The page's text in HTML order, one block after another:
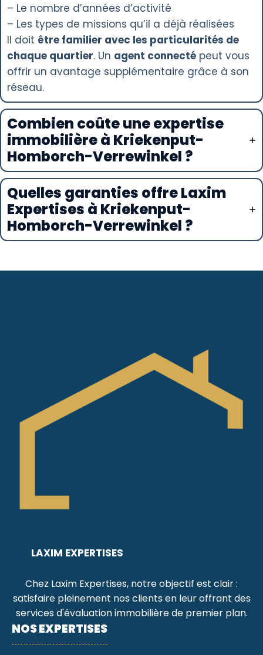
– Le nombre d’années d’activité
– Les types de missions qu’il a déjà réalisées
Il doit être familier avec les particularités de
chaque quartier. Un agent connecté peut vous
offrir un avantage supplémentaire grâce à son
réseau.
Combien coûte une expertise
immobilière à Kriekenput-
Homborch-Verrewinkel ?
Quelles garanties offre Laxim
Expertises à Kriekenput-
Homborch-Verrewinkel ?
LAXIM EXPERTISES
Chez Laxim Expertises, notre objectif est clair :
satisfaire pleinement nos clients en leur offrant des
services d'évaluation immobilière de premier plan.
NOS EXPERTISES